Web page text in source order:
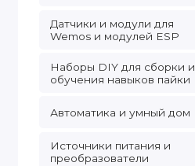
Датчики и модули для
Wemos и модулей ESP
Наборы DIY для сборки и
обучения навыков пайки
Автоматика и умный дом
Источники питания и
преобразователи